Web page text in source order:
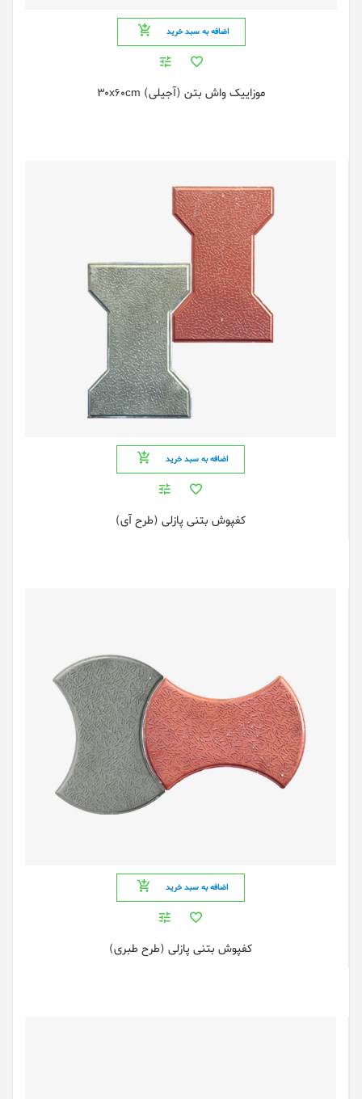
اضافه به سبد خرید
موزاییک واش بتن (آجیلی) 30x60cm
اضافه به سبد خرید
کفپوش بتنی پازلی (طرح آی)
اضافه به سبد خرید
کفپوش بتنی پازلی (طرح طبری)